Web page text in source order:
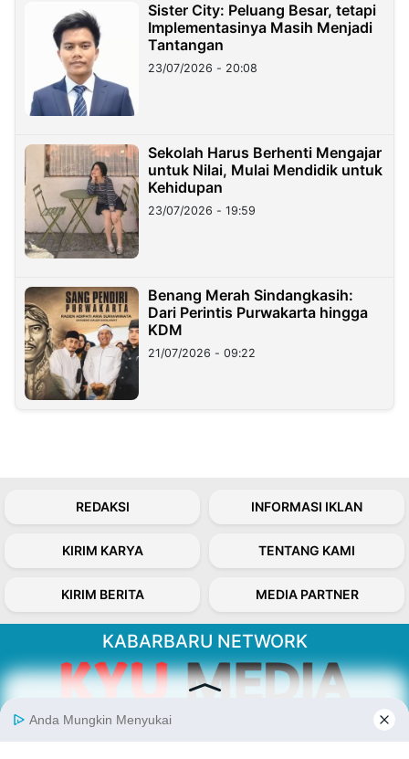
Sister City: Peluang Besar, tetapi
Implementasinya Masih Menjadi
Tantangan
23/07/2026 - 20:08
Sekolah Harus Berhenti Mengajar
untuk Nilai, Mulai Mendidik untuk
Kehidupan
23/07/2026 - 19:59
Benang Merah Sindangkasih:
Dari Perintis Purwakarta hingga
KDM
21/07/2026 - 09:22
REDAKSI INFORMASI IKLAN
KIRIM KARYA TENTANG KAMI
KIRIM BERITA MEDIA PARTNER
KABARBARU NETWORK